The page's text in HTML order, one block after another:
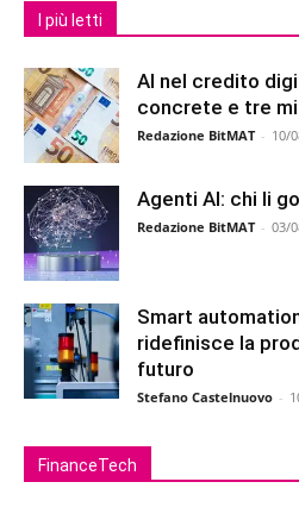
I più letti
AI nel credito
concrete e tre
Redazione BitMAT - 10/
Agenti AI: chi li
Redazione BitMAT - 03/
Smart
ridefinisce la
futuro
Stefano Castelnuovo -
FinanceTech